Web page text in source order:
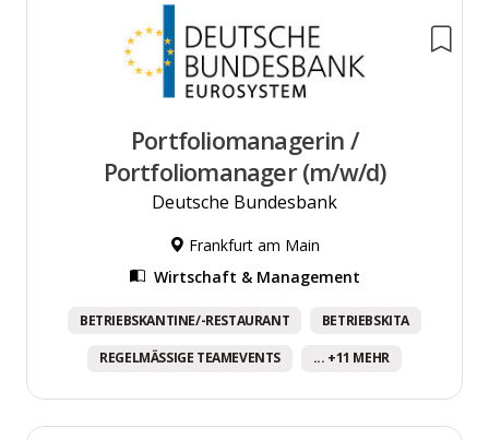
Portfoliomanagerin /
Portfoliomanager (m/w/d)
Deutsche Bundesbank
Frankfurt am Main
Wirtschaft & Management
BETRIEBSKANTINE/-RESTAURANT BETRIEBSKITA
REGELMÄSSIGE TEAMEVENTS ... +11 MEHR